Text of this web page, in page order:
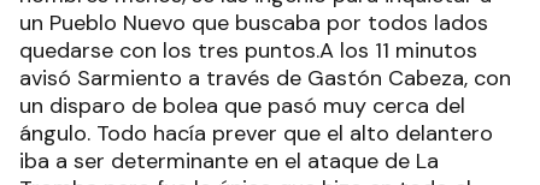
un Pueblo Nuevo que buscaba por todos lados
quedarse con los tres puntos.A los 11 minutos
avisó Sarmiento a través de Gastón Cabeza, con
un disparo de bolea que pasó muy cerca del
ángulo. Todo hacía prever que el alto delantero
iba a ser determinante en el ataque de La